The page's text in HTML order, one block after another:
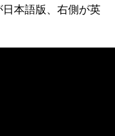
本語版、右側が英